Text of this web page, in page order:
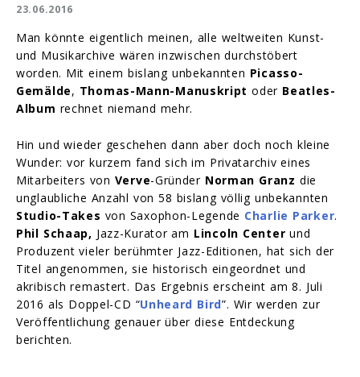
23.06.2016
Man könnte eigentlich meinen, alle weltweiten Kunst-
und Musikarchive wären inzwischen durchstöbert
worden. Mit einem bislang unbekannten Picasso-
Gemälde, Thomas-Mann-Manuskript oder Beatles-
Album rechnet niemand mehr.
Hin und wieder geschehen dann aber doch noch kleine
Wunder: vor kurzem fand sich im Privatarchiv eines
Mitarbeiters von Verve-GründerNorman Granz die
unglaubliche Anzahl von 58 bislang völlig unbekannten
Studio-Takes von Saxophon-Legende Charlie Parker.
Phil Schaap, Jazz-Kurator am Lincoln Center und
Produzent vieler berühmter Jazz-Editionen, hat sich der
Titel angenommen, sie historisch eingeordnet und
akribisch remastert. Das Ergebnis erscheint am 8. Juli
2016 als Doppel-CD “Unheard Bird”. Wir werden zur
Veröffentlichung genauer über diese Entdeckung
berichten.